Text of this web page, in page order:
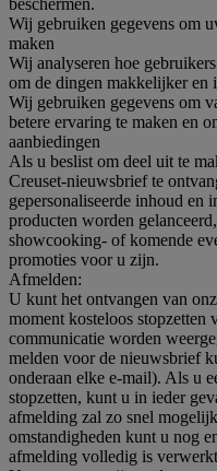
beschermen.
Wij gebruiken gegevens om
maken
Wij analyseren hoe
om de dingen makkelijker en
Wij gebruiken gegevens om
betere ervaring te maken en
aanbiedingen
Als u beslist om deel uit te
Creuset-nieuwsbrief te
gepersonaliseerde inhoud
producten worden
showcooking- of komende
promoties voor u zijn.
Afmelden:
U kunt het ontvangen van
moment kosteloos stopzetten
communicatie worden
melden voor de nieuwsbrief
onderaan elke e-mail). Als u
stopzetten, kunt u in ieder
afmelding zal zo snel
omstandigheden kunt u nog
afmelding volledig is